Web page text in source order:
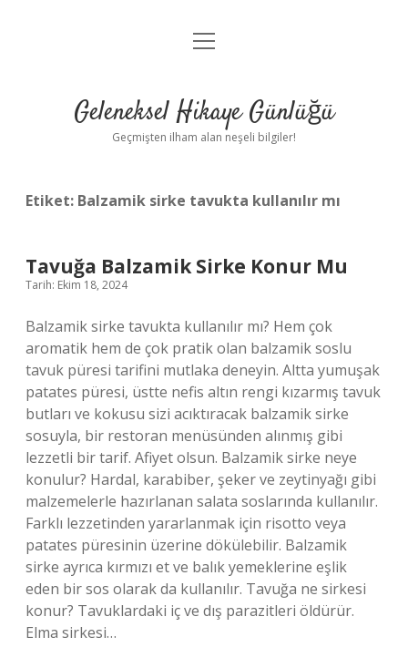
Anasayfa
Yasal Uyarı
menüyü
Geleneksel Hikaye Günlüğü
Geçmişten ilham alan neşeli bilgiler!
Etiket: Balzamik sirke tavukta kullanılır mı
Tavuğa Balzamik Sirke Konur Mu
Tarih: Ekim 18, 2024
Balzamik sirke tavukta kullanılır mı? Hem çok
aromatik hem de çok pratik olan balzamik soslu
tavuk püresi tarifini mutlaka deneyin. Altta yumuşak
patates püresi, üstte nefis altın rengi kızarmış tavuk
butları ve kokusu sizi acıktıracak balzamik sirke
sosuyla, bir restoran menüsünden alınmış gibi
lezzetli bir tarif. Afiyet olsun. Balzamik sirke neye
konulur? Hardal, karabiber, şeker ve zeytinyağı gibi
malzemelerle hazırlanan salata soslarında kullanılır.
Farklı lezzetinden yararlanmak için risotto veya
patates püresinin üzerine dökülebilir. Balzamik
sirke ayrıca kırmızı et ve balık yemeklerine eşlik
eden bir sos olarak da kullanılır. Tavuğa ne sirkesi
konur? Tavuklardaki iç ve dış parazitleri öldürür.
Elma sirkesi…